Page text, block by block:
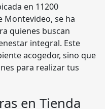
en 11200
Montevideo, se ha
quienes buscan
integral. Este
acogedor, sino que
para realizar tus
en Tienda